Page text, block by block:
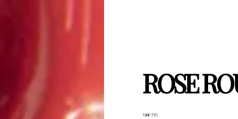
ROSE
TARIF TTC